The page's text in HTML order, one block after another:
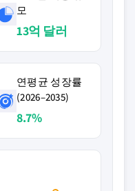
모
13억 달러
연평균 성장률
(2026–2035)
8.7%